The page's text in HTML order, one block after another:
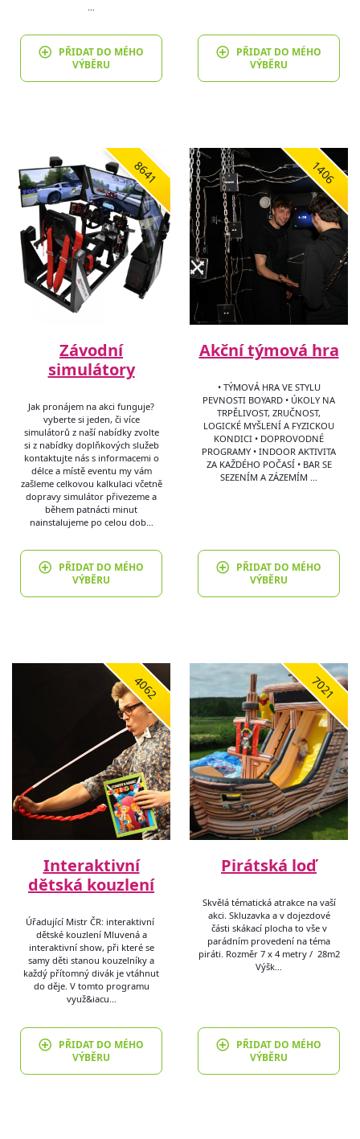
PŘIDAT DO MÉHO
VÝBĚRU
PŘIDAT DO MÉHO
VÝBĚRU
8641
Závodní
simulátory
Jak pronájem na akci funguje?
vyberte si jeden, či více
simulátorů z naší nabídky zvolte
si z nabídky doplňkových služeb
kontaktujte nás s informacemi o
délce a místě eventu my vám
zašleme celkovou kalkulaci včetně
dopravy simulátor přivezeme a
během patnácti minut
nainstalujeme po celou dob…
PŘIDAT DO MÉHO
VÝBĚRU
1406
Akční týmová hra
• TÝMOVÁ HRA VE STYLU
PEVNOSTI BOYARD • ÚKOLY NA
TRPĚLIVOST, ZRUČNOST,
LOGICKÉ MYŠLENÍ A FYZICKOU
KONDICI • DOPROVODNÉ
PROGRAMY • INDOOR AKTIVITA
ZA KAŽDÉHO POČASÍ • BAR SE
SEZENÍM A ZÁZEMÍM …
PŘIDAT DO MÉHO
VÝBĚRU
4062
Interaktivní
dětská kouzlení
Úřadující Mistr ČR: interaktivní
dětské kouzlení Mluvená a
interaktivní show, při které se
samy děti stanou kouzelníky a
každý přítomný divák je vtáhnut
do děje. V tomto programu
využ&iacu…
PŘIDAT DO MÉHO
VÝBĚRU
7021
Pirátská loď
Skvělá tématická atrakce na vaší
akci. Skluzavka a v dojezdové
části skákací plocha to vše v
parádním provedení na téma
piráti. Rozměr 7 x 4 metry / 28m2
Výšk…
PŘIDAT DO MÉHO
VÝBĚRU